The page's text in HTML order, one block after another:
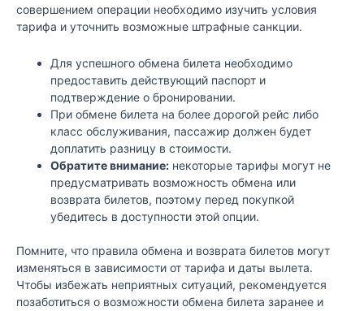
совершением операции необходимо изучить условия
тарифа и уточнить возможные штрафные санкции.
Для успешного обмена билета необходимо
предоставить действующий паспорт и
подтверждение о бронировании.
При обмене билета на более дорогой рейс либо
класс обслуживания, пассажир должен будет
доплатить разницу в стоимости.
Обратите внимание: некоторые тарифы могут не
предусматривать возможность обмена или
возврата билетов, поэтому перед покупкой
убедитесь в доступности этой опции.
Помните, что правила обмена и возврата билетов могут
изменяться в зависимости от тарифа и даты вылета.
Чтобы избежать неприятных ситуаций, рекомендуется
позаботиться о возможности обмена билета заранее и